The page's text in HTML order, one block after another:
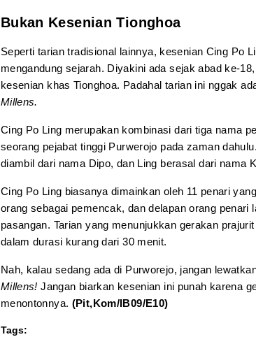
Bukan Kesenian Tionghoa
Seperti tarian tradisional lainnya, kesenian Cing Po
mengandung sejarah. Diyakini ada sejak abad ke-
kesenian khas Tionghoa. Padahal tarian ini nggak
Millens.
Cing Po Ling merupakan kombinasi dari tiga nama
seorang pejabat tinggi Purwerojo pada zaman
diambil dari nama Dipo, dan Ling berasal dari nama
Cing Po Ling biasanya dimainkan oleh 11 penari
orang sebagai pemencak, dan delapan orang penari
pasangan. Tarian yang menunjukkan gerakan
dalam durasi kurang dari 30 menit.
Nah, kalau sedang ada di Purworejo, jangan
Millens! Jangan biarkan kesenian ini punah karena
menontonnya. (Pit,Kom/IB09/E10)
Tags: